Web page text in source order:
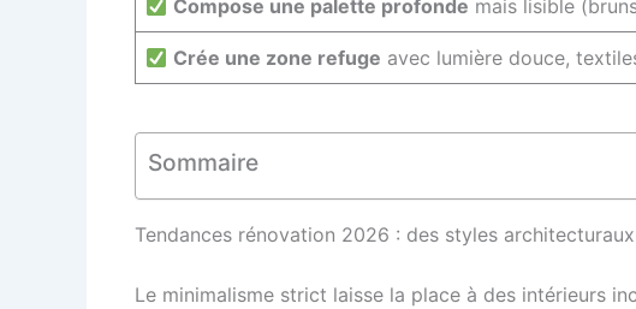
Compose une palette profonde mais lisible
Crée une zone refuge avec lumière douce,
Sommaire
Tendances rénovation 2026 : des styles
Le minimalisme strict laisse la place à des intérieurs